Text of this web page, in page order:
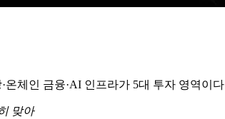
온체인 금융·AI 인프라가 5대 투자 영역이다
맞아